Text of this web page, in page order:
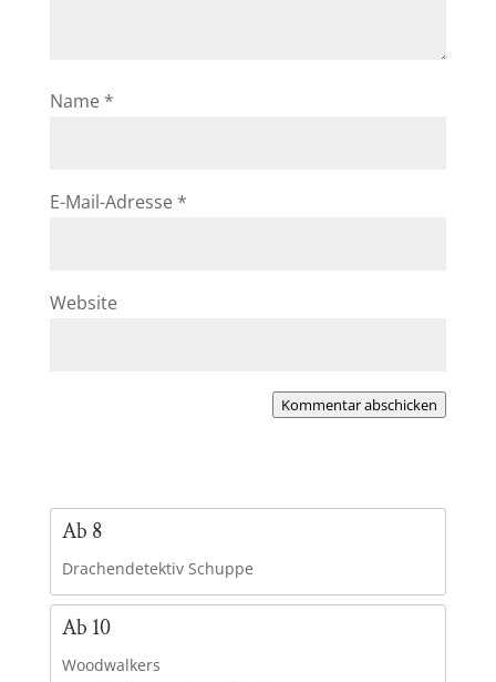
Name *
E-Mail-Adresse *
Website
Kommentar abschicken
Ab 8
Drachendetektiv Schuppe
Ab 10
Woodwalkers